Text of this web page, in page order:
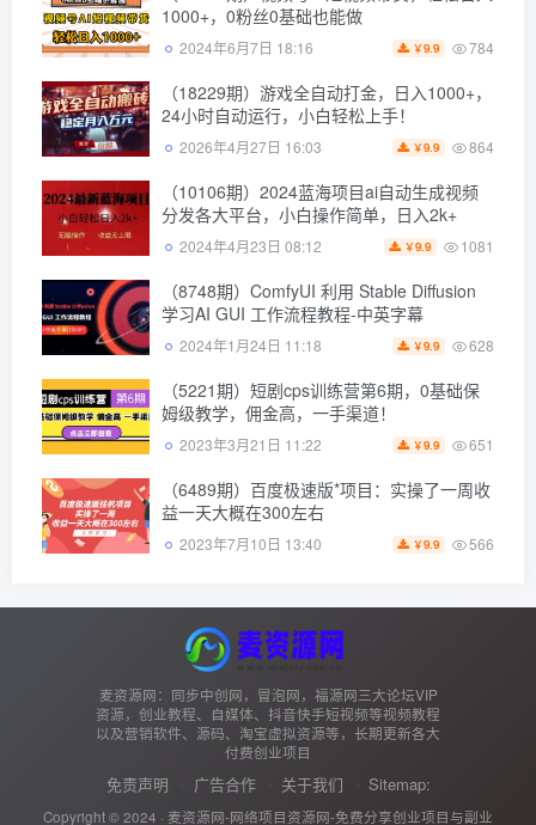
1000+，0粉丝0基础也能做
2024年6月7日 18:16 ￥9.9 784
（18229期）游戏全自动打金，日入1000+，
24小时自动运行，小白轻松上手！
2026年4月27日 16:03 ￥9.9 864
（10106期）2024蓝海项目ai自动生成视频
分发各大平台，小白操作简单，日入2k+
2024年4月23日 08:12 ￥9.9 1081
（8748期）ComfyUI 利用 Stable Diffusion
学习AI GUI 工作流程教程-中英字幕
2024年1月24日 11:18 ￥9.9 628
（5221期）短剧cps训练营第6期，0基础保
姆级教学，佣金高，一手渠道！
2023年3月21日 11:22 ￥9.9 651
（6489期）百度极速版*项目：实操了一周收
益一天大概在300左右
2023年7月10日 13:40 ￥9.9 566
麦资源网：同步中创网，冒泡网，福源网三大论坛VIP
资源，创业教程、自媒体、抖音快手短视频等视频教程
以及营销软件、源码、淘宝虚拟资源等，长期更新各大
付费创业项目
免责声明 广告合作 关于我们 Sitemap:
Copyright © 2024 · 麦资源网-网络项目资源网-免费分享创业项目与副业